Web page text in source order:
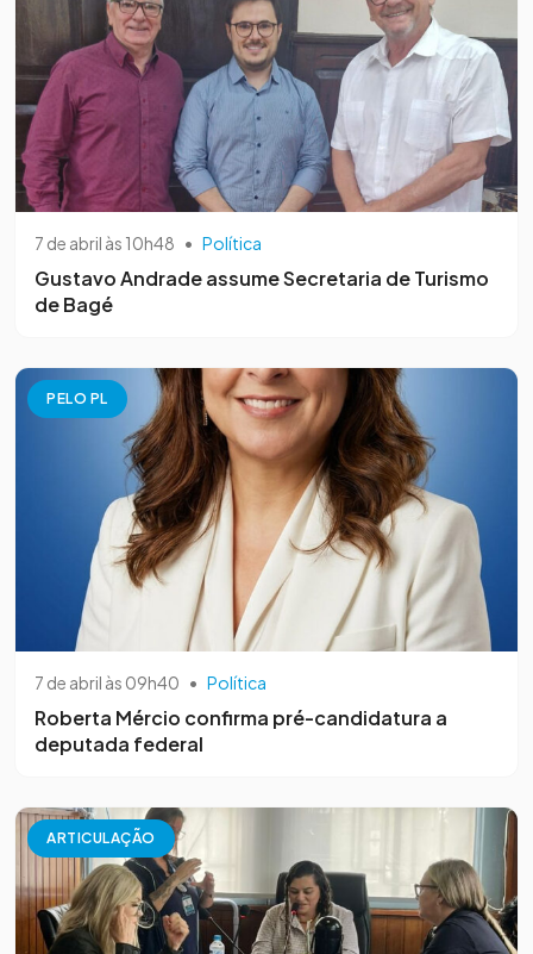
7 de abril às 10h48 • Política
Gustavo Andrade assume Secretaria de Turismo
de Bagé
PELO PL
7 de abril às 09h40 • Política
Roberta Mércio confirma pré-candidatura a
deputada federal
ARTICULAÇÃO